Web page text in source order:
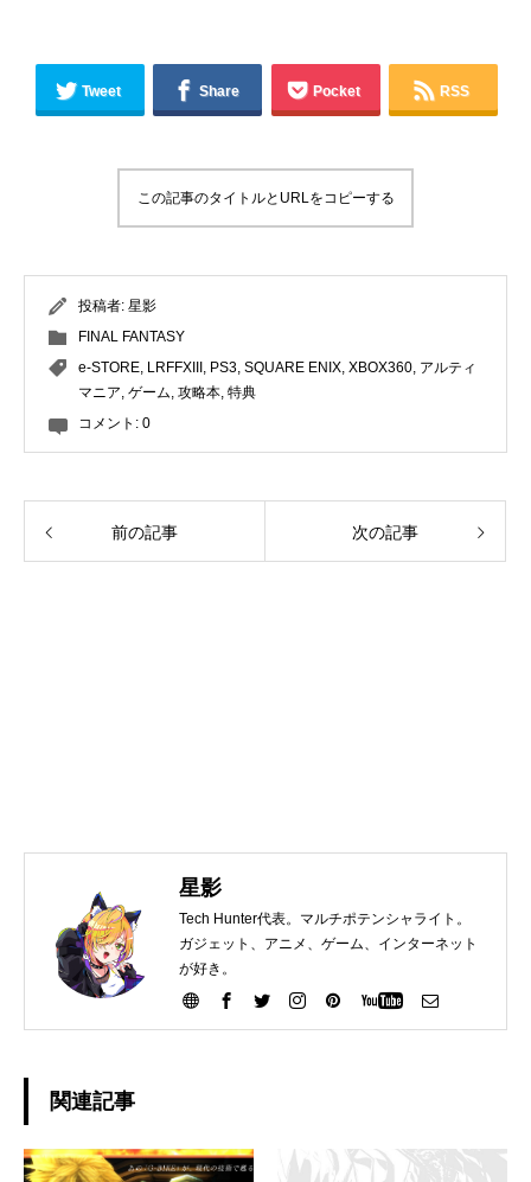
Tweet Share Pocket RSS
この記事のタイトルとURLをコピーする
投稿者: 星影
FINAL FANTASY
e-STORE, LRFFXIII , PS3, SQUARE ENIX, XBOX360, アルティ
マニア, ゲーム, 攻略本, 特典
コメント: 0
前の記事 次の記事
星影
Tech Hunter代表。マルチポテンシャライト。
ガジェット、アニメ、ゲーム、インターネット
が好き。
関連記事